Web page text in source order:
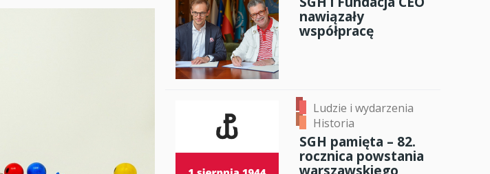
Studenci i doktoranci
Współpraca międzynarodowa
Historia
nawiązały
współpracę
Ludzie i wydarzenia
Historia
SGH pamięta – 82.
rocznica powstania
warszawskiego